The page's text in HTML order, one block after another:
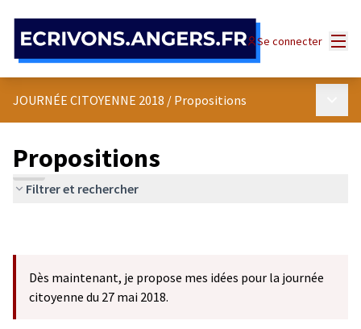
Se connecter
JOURNÉE CITOYENNE 2018 / Propositions
Propositions
Filtrer et rechercher
Dès maintenant, je propose mes idées pour la journée
citoyenne du 27 mai 2018.